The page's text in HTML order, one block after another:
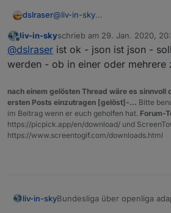
dslraser@liv-in-sky
geschickt, den hatte ich nur
https://beautifier.io/"aufgehübscht", weil es sonst bei
mir im Editor eine Zeile war.
Offline
liv-in-skyschrieb am 29. Jan. 2020,
zuletzt editiert von
@dslraser ist ok - json ist json -
werden - ob in einer oder mehrere
nach einem gelösten Thread wäre es
ersten Posts einzutragen [gelöst]-... Bitte
im Beitrag wenn er euch geholfen hat. Forum-
https://picpick.app/en/download/ und
https://www.screentogif.com/downloads.html
liv-in-skyBundesliga über openliga